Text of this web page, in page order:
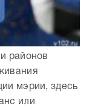
районов
мэрии, здесь
или